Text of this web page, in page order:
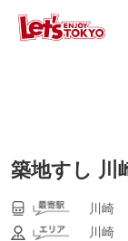
築地すし 川
川崎
川崎